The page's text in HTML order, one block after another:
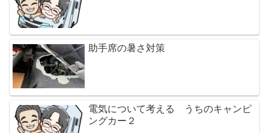
助手席の暑さ対策
電気について考える うちのキャンピ
ングカー２